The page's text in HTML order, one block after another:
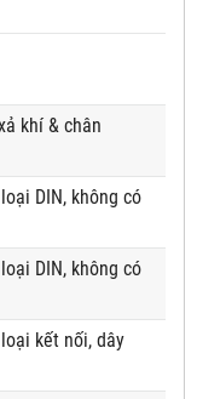
khí & chân
DIN, không có
DIN, không có
kết nối, dây